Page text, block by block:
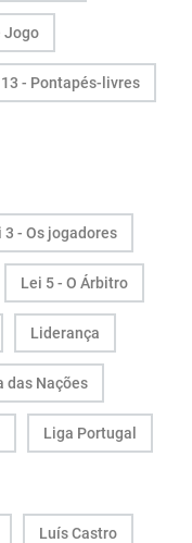
Jogo
- Pontapés-livres
3 - Os jogadores
Lei 5 - O Árbitro
Liderança
das Nações
Liga Portugal
Luís Castro